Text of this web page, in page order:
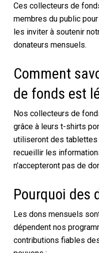
Ces collecteurs de
membres du public
les inviter à soutenir
donateurs mensuels.
Comment
de fonds est
Nos collecteurs de
grâce à leurs t-shirts
utiliseront des
recueillir les
n’accepteront pas de
Pourquoi des
Les dons mensuels
dépendent nos
contributions fiables